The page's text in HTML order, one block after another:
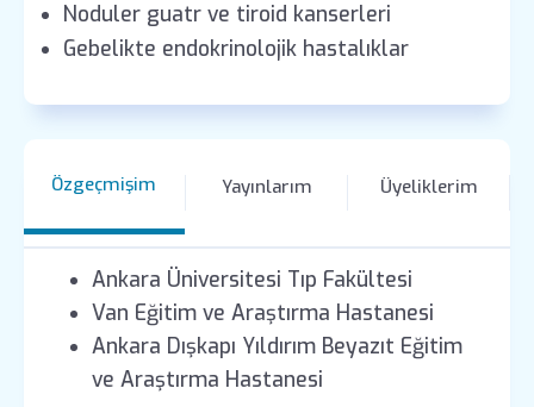
Noduler guatr ve tiroid kanserleri
Gebelikte endokrinolojik hastalıklar
Özgeçmişim Yayınlarım Üyeliklerim
Ankara Üniversitesi Tıp Fakültesi
Van Eğitim ve Araştırma Hastanesi
Ankara Dışkapı Yıldırım Beyazıt Eğitim
ve Araştırma Hastanesi